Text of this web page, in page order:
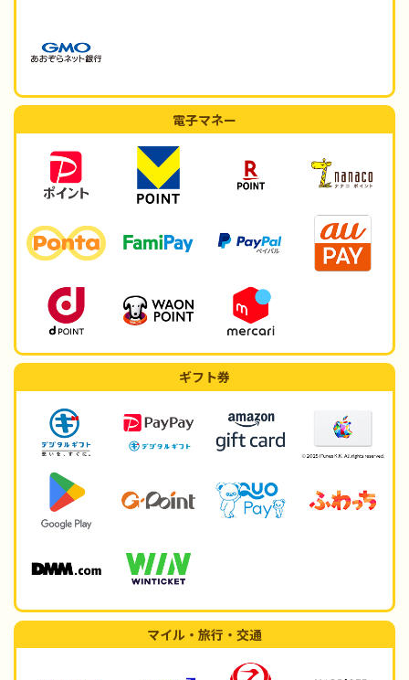
電子マネー
ギフト券
マイル・旅行・交通